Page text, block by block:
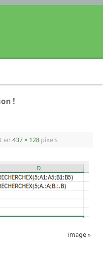
!
en 437 × 128 pixels
image»